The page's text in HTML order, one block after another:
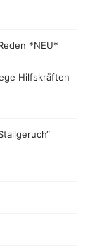
*NEU*
Hilfskräften